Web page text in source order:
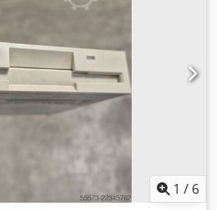
1 / 6